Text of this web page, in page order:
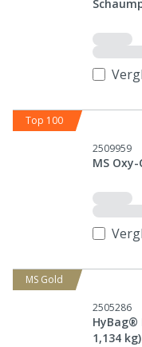
Top 100
2509959
MS
MS Gold
2505286
HyBag®
1,134